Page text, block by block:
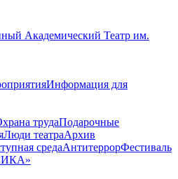
Информация для
трудаПодарочные
Люди театраАрхив
средаАнтитеррорФестиваль